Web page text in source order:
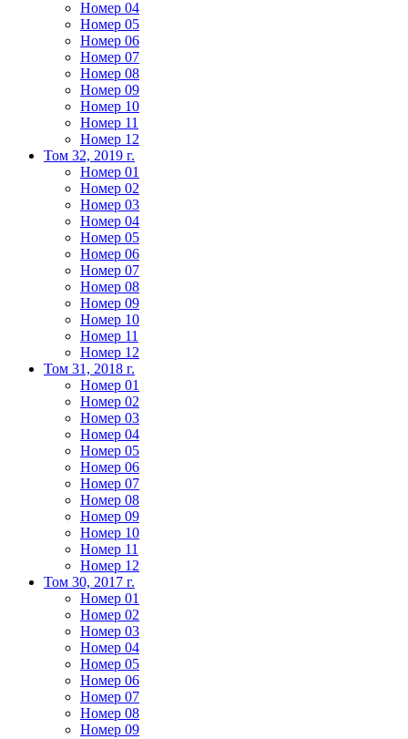
Номер 04
Номер 05
Номер 06
Номер 07
Номер 08
Номер 09
Номер 10
Номер 11
Номер 12
Том 32, 2019 г.
Номер 01
Номер 02
Номер 03
Номер 04
Номер 05
Номер 06
Номер 07
Номер 08
Номер 09
Номер 10
Номер 11
Номер 12
Том 31, 2018 г.
Номер 01
Номер 02
Номер 03
Номер 04
Номер 05
Номер 06
Номер 07
Номер 08
Номер 09
Номер 10
Номер 11
Номер 12
Том 30, 2017 г.
Номер 01
Номер 02
Номер 03
Номер 04
Номер 05
Номер 06
Номер 07
Номер 08
Номер 09